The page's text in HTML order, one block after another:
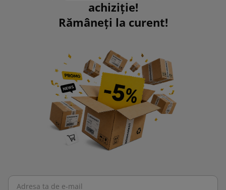
achiziție!
Rămâneți la curent!